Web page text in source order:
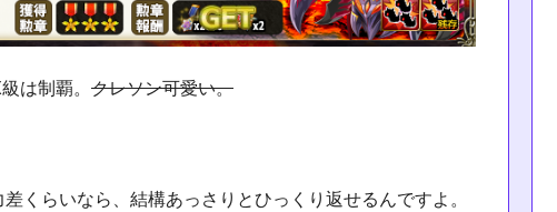
は制覇。 クレソン可愛い。
くらいなら、結構あっさりとひっくり返せるんですよ。